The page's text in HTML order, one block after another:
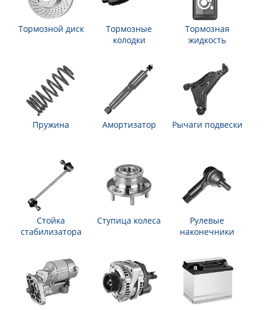
Тормозной диск
Тормозные
колодки
Тормозная
жидкость
Пружина Амортизатор Рычаги подвески
Стойка
стабилизатора
Ступица колеса
Рулевые
наконечники